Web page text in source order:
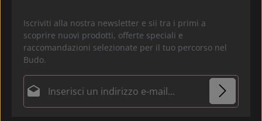
Iscriviti alla nostra newsletter e sii tra i primi a
scoprire nuovi prodotti, offerte speciali e
raccomandazioni selezionate per il tuo percorso nel
Budo.
Indirizzo e-mail*